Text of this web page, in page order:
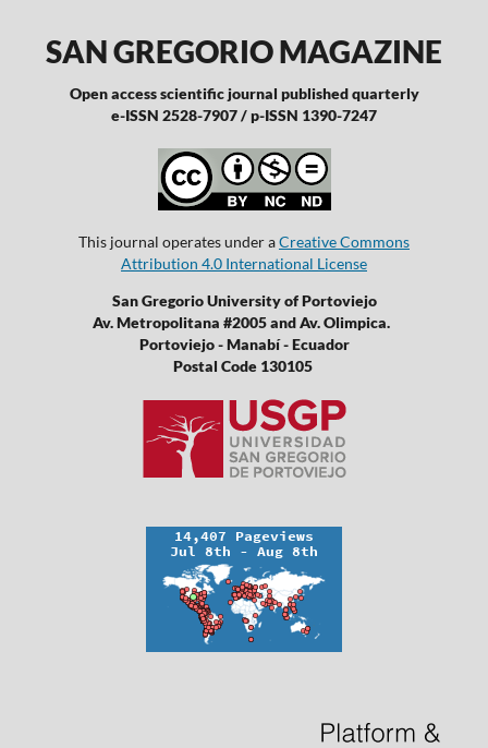
SAN GREGORIO MAGAZINE
Open access scientific journal published quarterly
e-ISSN 2528-7907 / p-ISSN 1390-7247
This journal operates under aCreative Commons
Attribution 4.0 International License
San Gregorio University of Portoviejo
Av. Metropolitana #2005 and Av. Olimpica.
Portoviejo - Manabí - Ecuador
Postal Code 130105